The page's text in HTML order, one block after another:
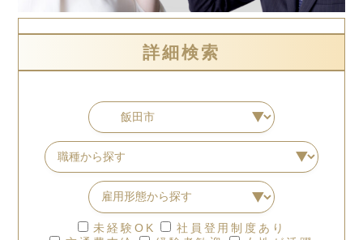
詳細検索
未経験OK
社員登用制度あり